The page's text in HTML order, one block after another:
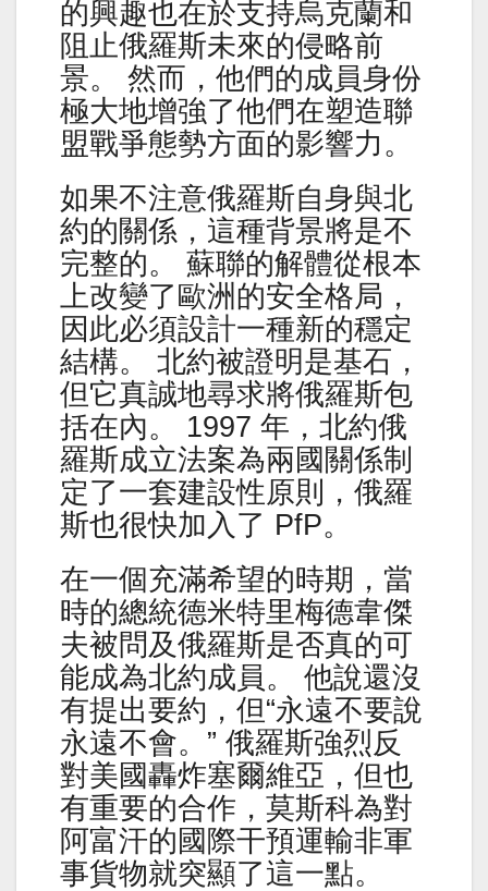
的興趣也在於支持烏克蘭和
阻止俄羅斯未來的侵略前
景。 然而，他們的成員身份
極大地增強了他們在塑造聯
盟戰爭態勢方面的影響力。
如果不注意俄羅斯自身與北
約的關係，這種背景將是不
完整的。 蘇聯的解體從根本
上改變了歐洲的安全格局，
因此必須設計一種新的穩定
結構。 北約被證明是基石，
但它真誠地尋求將俄羅斯包
括在內。 1997 年，北約俄
羅斯成立法案為兩國關係制
定了一套建設性原則，俄羅
斯也很快加入了 PfP。
在一個充滿希望的時期，當
時的總統德米特里梅德韋傑
夫被問及俄羅斯是否真的可
能成為北約成員。 他說還沒
有提出要約，但“永遠不要說
永遠不會。” 俄羅斯強烈反
對美國轟炸塞爾維亞，但也
有重要的合作，莫斯科為對
阿富汗的國際干預運輸非軍
事貨物就突顯了這一點。